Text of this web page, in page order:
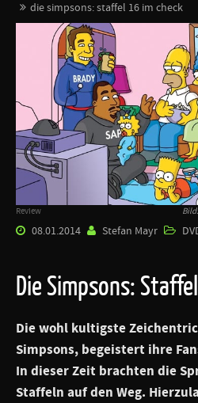
die simpsons: staffel 16 im check
Review
08.01.2014 Stefan Mayr
Die Simpsons:
Die wohl kultigste
Simpsons, begeistert ihre
In dieser Zeit brachten die
Staffeln auf den Weg.